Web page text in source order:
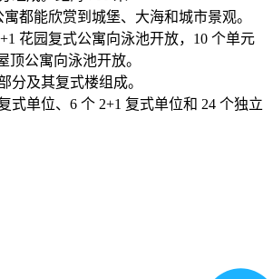
都能欣赏到城堡、大海和城市景观。
花园复式公寓向泳池开放，10 个单元
顶公寓向泳池开放。
分及其复式楼组成。
式单位、6 个 2+1 复式单位和 24 个独立